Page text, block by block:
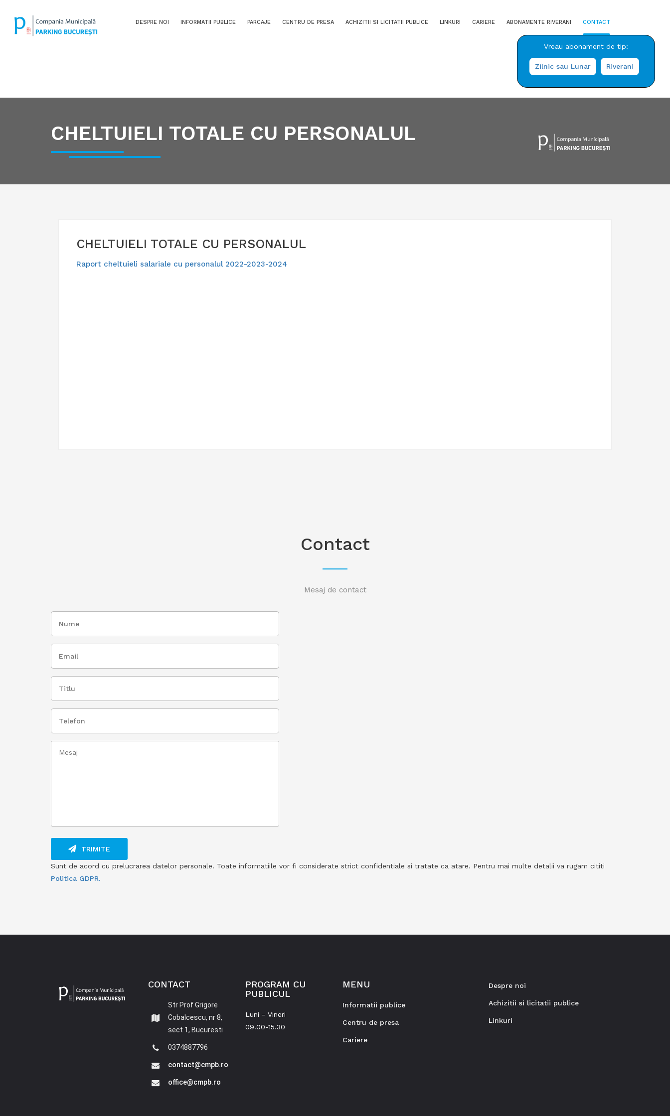
DESPRE NOI INFORMATII PUBLICE PARCAJE CENTRU DE PRESA ACHIZITII SI LICITATII PUBLICE LINKURI CARIERE ABONAMENTE RIVERANI CONTACT
Vreau abonament de tip:
Zilnic sau Lunar Riverani
CHELTUIELI TOTALE CU PERSONALUL
CHELTUIELI TOTALE CU PERSONALUL
Raport cheltuieli salariale cu personalul 2022-2023-2024
Contact
Mesaj de contact
TRIMITE
Sunt de acord cu prelucrarea datelor personale. Toate informatiile vor fi considerate strict confidentiale si tratate ca atare. Pentru mai multe detalii va rugam cititi
Politica GDPR.
CONTACT
Str Prof Grigore
Cobalcescu, nr 8,
sect 1, Bucuresti
0374887796
contact@cmpb.ro
office@cmpb.ro
PROGRAM CU
PUBLICUL
Luni - Vineri
09.00-15.30
MENU
Informatii publice
Centru de presa
Cariere
Despre noi
Achizitii si licitatii publice
Linkuri